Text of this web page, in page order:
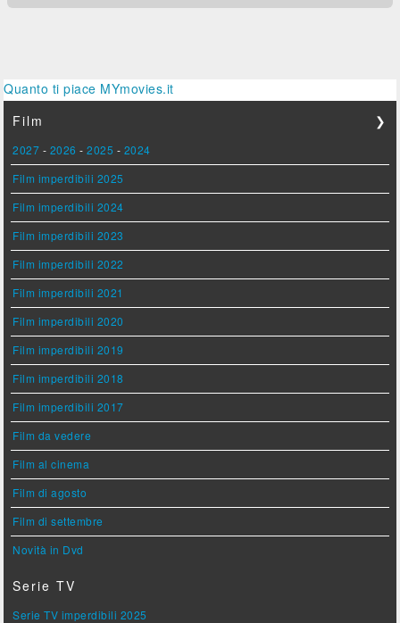
Quanto ti piace MYmovies.it
Film
❯
2027 - 2026 -2025 - 2024
Film imperdibili 2025
Film imperdibili 2024
Film imperdibili 2023
Film imperdibili 2022
Film imperdibili 2021
Film imperdibili 2020
Film imperdibili 2019
Film imperdibili 2018
Film imperdibili 2017
Film da vedere
Film al cinema
Film di agosto
Film di settembre
Novità in Dvd
Serie TV
Serie TV imperdibili 2025